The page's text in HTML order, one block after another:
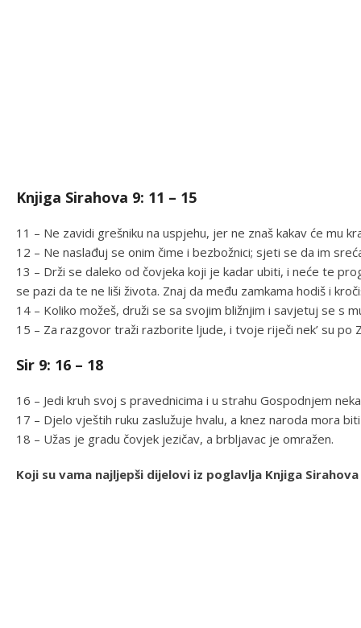
Knjiga Sirahova 9: 11 – 15
11 – Ne zavidi grešniku na uspjehu, jer ne znaš kakav će mu
12 – Ne naslađuj se onim čime i bezbožnici; sjeti se da im
13 – Drži se daleko od čovjeka koji je kadar ubiti, i neće te
se pazi da te ne liši života. Znaj da među zamkama hodiš i
14 – Koliko možeš, druži se sa svojim bližnjim i savjetuj se s
15 – Za razgovor traži razborite ljude, i tvoje riječi nek’ su po
Sir 9: 16 – 18
16 – Jedi kruh svoj s pravednicima i u strahu Gospodnjem
17 – Djelo vještih ruku zaslužuje hvalu, a knez naroda mora
18 – Užas je gradu čovjek jezičav, a brbljavac je omražen.
Koji su vama najljepši dijelovi iz poglavlja Knjiga